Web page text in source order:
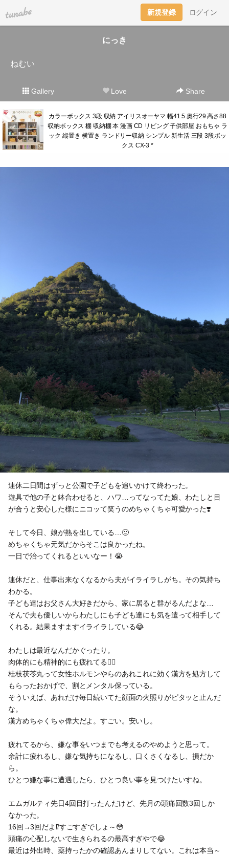
tuna.be 新規登録 ログイン
にっき
ねむい
Gallery Love Share
カラーボックス 3段 収納 アイリスオーヤマ 幅41.5 奥行29 高さ88
収納ボックス 棚 収納棚 本 漫画 CD リビング 子供部屋 おもちゃ ラ
ック 縦置き 横置き ランドリー収納 シンプル 新生活 三段 3段ボッ
クス CX-3 *
連休二日間はずっと公園で子どもを追いかけて終わった。
遊具で他の子と鉢合わせると、ハワ…ってなってた娘、わたしと目
が合うと安心した様にニコッて笑うのめちゃくちゃ可愛かった❣️
そして今日、娘が熱を出している…🙂
めちゃくちゃ元気だからそこは良かったね。
一日で治ってくれるといいなー！😭
連休だと、仕事出来なくなるから夫がイライラしがち。その気持ち
わかる。
子ども達はお父さん大好きだから、家に居ると群がるんだよな…
そんで夫も優しいからわたしにも子ども達にも気を遣って相手して
くれる。結果ますますイライラしている😂
わたしは最近なんだかぐったり。
肉体的にも精神的にも疲れてる😵‍💫
桂枝茯苓丸って女性ホルモンやらのあれこれに効く漢方を処方して
もらったおかげで、割とメンタル保っている。
そういえば、あれだけ毎日続いてた顔面の火照りがピタッと止んだ
な。
漢方めちゃくちゃ偉大だよ。すごい。安いし。
疲れてるから、嫌な事をいつまでも考えるのやめようと思って。
余計に疲れるし、嫌な気持ちになるし、口くさくなるし、損だか
ら。
ひとつ嫌な事に遭遇したら、ひとつ良い事を見つけたいすね。
エムガルティ先日4回目打ったんだけど、先月の頭痛回数3回しか
なかった。
16回→3回だよ⁉️すごすぎでしょ～😳
頭痛の心配しないで生きられるの最高すぎやで😂
最近は外出時、薬持ったかの確認あんまりしてない。これは本当～